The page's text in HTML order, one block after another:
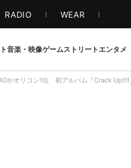
RADIO WEAR
音楽・映像ゲームストリート エンタメ
がオリコン1位 初アルバム『Crack Up!!!!